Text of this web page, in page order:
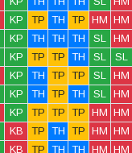
KP TP TH TP HM HM
KP TH TH TH SL HM
KP TP TP TH SL
SL
KP TH TP TP SL HM
KP TH TP TH SL HM
KP TP TP TP HM HM
KB TP TH TP HM HM
KB TP TH TH HM HM